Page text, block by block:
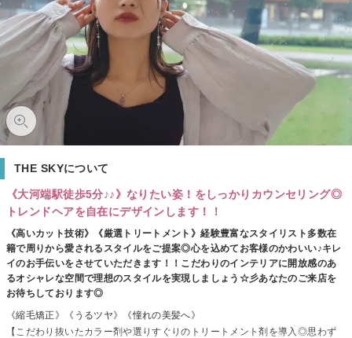
THE SKYについて
《大河端駅徒歩5分♪♪》なりたい姿！をしっかりカウンセリング◎
トレンドヘアを自在にデザインします！！
《高いカット技術》《厳選トリートメント》経験豊富なスタイリスト多数在
籍で周りから愛されるスタイルをご提案◎心を込めてお客様のかわいい♪キレ
イのお手伝いをさせていただきます！！こだわりのインテリアに開放感のあ
るオシャレな空間で理想のスタイルを実現しましょう☆彡あなたのご来店を
お待ちしております◎
《縮毛矯正》《うるツヤ》《憧れの美髪へ》
【こだわり抜いたカラー剤や選りすぐりのトリートメント剤を導入◎思わず